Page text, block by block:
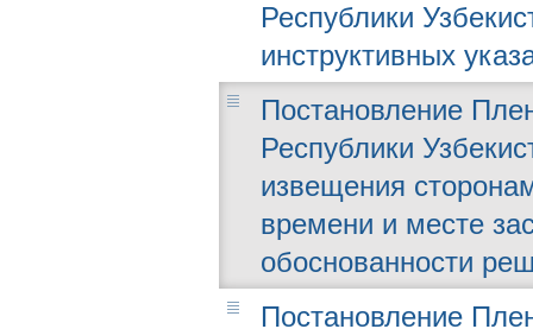
Республики
инструктивных
Постановление
Республики
извещения
времени и месте
обоснованности
Постановление